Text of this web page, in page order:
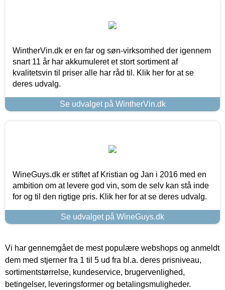
WintherVin.dk er en far og søn-virksomhed der igennem
snart 11 år har akkumuleret et stort sortiment af
kvalitetsvin til priser alle har råd til. Klik her for at se
deres udvalg.
Se udvalget på WintherVin.dk
WineGuys.dk er stiftet af Kristian og Jan i 2016 med en
ambition om at levere god vin, som de selv kan stå inde
for og til den rigtige pris. Klik her for at se deres udvalg.
Se udvalget på WineGuys.dk
Vi har gennemgået de mest populære webshops og anmeldt
dem med stjerner fra 1 til 5 ud fra bl.a. deres prisniveau,
sortimentstørrelse, kundeservice, brugervenlighed,
betingelser, leveringsformer og betalingsmuligheder.